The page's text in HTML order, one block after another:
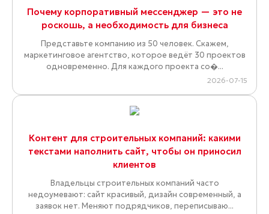
Почему корпоративный мессенджер — это не
роскошь, а необходимость для бизнеса
Представьте компанию из 50 человек. Скажем,
маркетинговое агентство, которое ведёт 30 проектов
одновременно. Для каждого проекта со�...
2026-07-15
Контент для строительных компаний: какими
текстами наполнить сайт, чтобы он приносил
клиентов
Владельцы строительных компаний часто
недоумевают: сайт красивый, дизайн современный, а
заявок нет. Меняют подрядчиков, переписываю...